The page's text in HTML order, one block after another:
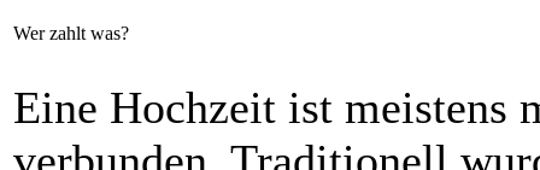
Wer zahlt was?
Eine Hochzeit ist meistens